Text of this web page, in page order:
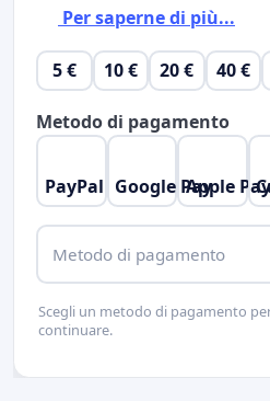
Per saperne di più...
5 € 10 € 20 € 40 €
Metodo di pagamento
PayPal Google PayApple Pay
Metodo di pagamento
Scegli un metodo di pagamento
continuare.